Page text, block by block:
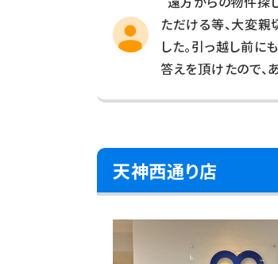
ただける等、大変
した。引っ越し前
答えを頂けたので、
天神西通り店